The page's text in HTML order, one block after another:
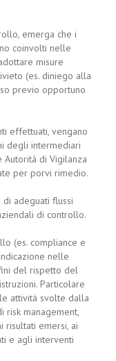
emerga che i
coinvolti nelle
misure
(es. diniego alla
previo opportuno
effettuati, vengano
degli intermediari
di Vigilanza
per porvi rimedio.
adeguati flussi
di controllo.
(es. compliance e
nelle
del rispetto del
Particolare
attività svolte dalla
risk management,
emersi, ai
e agli interventi